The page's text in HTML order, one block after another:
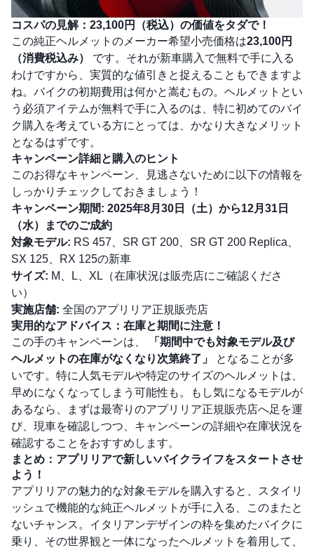
コスパの見解：23,100円（税込）の価値をタダで！
この純正ヘルメットのメーカー希望小売価格は23,100円
（消費税込み）
です。それが新車購入で無料で手に入る
わけですから、実質的な値引きと捉えることもできますよ
ね。バイクの初期費用は何かと嵩むもの。ヘルメットとい
う必須アイテムが無料で手に入るのは、特に初めてのバイ
ク購入を考えている方にとっては、かなり大きなメリット
となるはずです。
キャンペーン詳細と購入のヒント
このお得なキャンペーン、見逃さないために以下の情報を
しっかりチェックしておきましょう！
キャンペーン期間: 2025年8月30日（土）から12月31日
（水）までのご成約
対象モデル: RS 457、SR GT 200、SR GT 200 Replica、
SX 125、RX 125の新車
サイズ: M、L、XL（在庫状況は販売店にご確認くださ
い）
実施店舗: 全国のアプリリア正規販売店
実用的なアドバイス：在庫と期間に注意！
この手のキャンペーンは、
「期間中でも対象モデル及び
ヘルメットの在庫がなくなり次第終了」
となることが多
いです。特に人気モデルや特定のサイズのヘルメットは、
早めになくなってしまう可能性も。もし気になるモデルが
あるなら、まずは最寄りのアプリリア正規販売店へ足を運
び、現車を確認しつつ、キャンペーンの詳細や在庫状況を
確認することをおすすめします。
まとめ：アプリリアで新しいバイクライフをスタートさせ
よう！
アプリリアの魅力的な対象モデルを購入すると、スタイリ
ッシュで機能的な純正ヘルメットが手に入る、このまたと
ないチャンス。イタリアンデザインの粋を集めたバイクに
乗り、その世界観と一体になったヘルメットを着用して、